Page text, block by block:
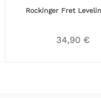
Rockinger Fret
34,90 €